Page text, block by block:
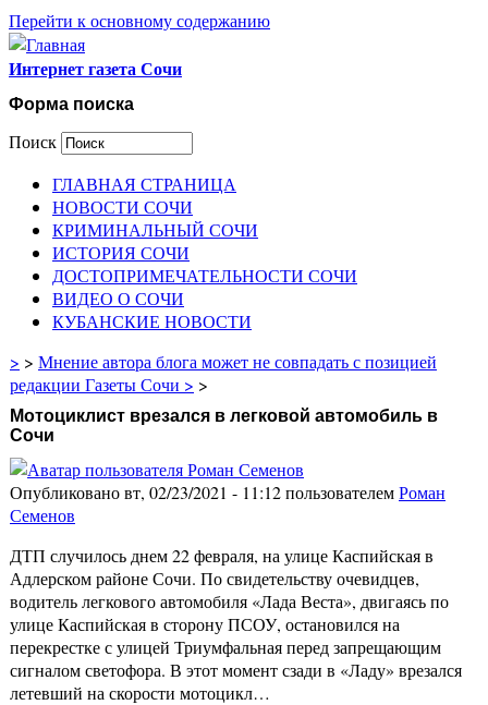
Перейти к основному содержанию
Интернет газета Сочи
Форма поиска
Поиск
ГЛАВНАЯ СТРАНИЦА
НОВОСТИ СОЧИ
КРИМИНАЛЬНЫЙ СОЧИ
ИСТОРИЯ СОЧИ
ДОСТОПРИМЕЧАТЕЛЬНОСТИ СОЧИ
ВИДЕО О СОЧИ
КУБАНСКИЕ НОВОСТИ
> > Мнение автора блога может не совпадать с позицией
редакции Газеты Сочи > >
Мотоциклист врезался в легковой автомобиль в
Сочи
Опубликовано вт, 02/23/2021 - 11:12 пользователемРоман
Семенов
ДТП случилось днем 22 февраля, на улице Каспийская в
Адлерском районе Сочи. По свидетельству очевидцев,
водитель легкового автомобиля «Лада Веста», двигаясь по
улице Каспийская в сторону ПСОУ, остановился на
перекрестке с улицей Триумфальная перед запрещающим
сигналом светофора. В этот момент сзади в «Ладу» врезался
летевший на скорости мотоцикл…